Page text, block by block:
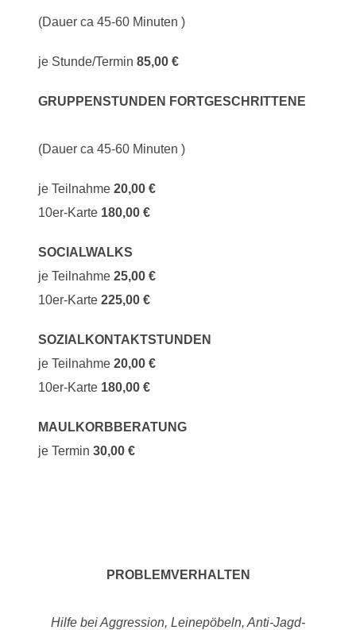
(Dauer ca 45-60 Minuten )
je Stunde/Termin 85,00 €
GRUPPENSTUNDEN FORTGESCHRITTENE
(Dauer ca 45-60 Minuten )
je Teilnahme 20,00 €
10er-Karte 180,00 €
SOCIALWALKS
je Teilnahme 25,00 €
10er-Karte 225,00 €
SOZIALKONTAKTSTUNDEN
je Teilnahme 20,00 €
10er-Karte 180,00 €
MAULKORBBERATUNG
je Termin 30,00 €
PROBLEMVERHALTEN
Hilfe bei Aggression, Leinepöbeln, Anti-Jagd-